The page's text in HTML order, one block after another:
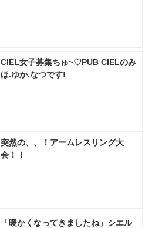
CIEL女子募集ちゅ~♡PUB CIELのみ
ほ.ゆか.なつです!
突然の、、！アームレスリング大
会！！
「暖かくなってきましたね」シエル